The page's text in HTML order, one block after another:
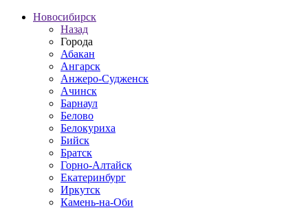
Новосибирск
Назад
Города
Абакан
Ангарск
Анжеро-Судженск
Ачинск
Барнаул
Белово
Белокуриха
Бийск
Братск
Горно-Алтайск
Екатеринбург
Иркутск
Камень-на-Оби